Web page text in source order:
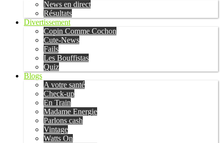
News en direct
Résultats
Divertissement
Copin Comme Cochon
Cute-News
Fails
Les Bouffistas
Quiz
Blogs
A votre santé
Check-up
En Train
Madame Energie
Parlons cash
Vintage
Watts On